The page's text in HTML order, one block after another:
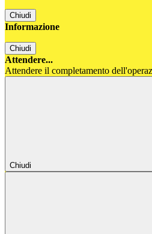
Chiudi
Informazione
Chiudi
Attendere...
Attendere il completamento
Chiudi